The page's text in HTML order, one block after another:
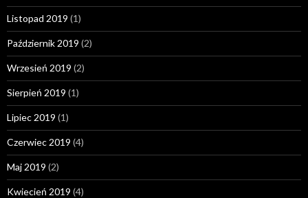
Listopad 2019 (1)
Październik 2019 (2)
Wrzesień 2019 (2)
Sierpień 2019 (1)
Lipiec 2019 (1)
Czerwiec 2019 (4)
Maj 2019 (2)
Kwiecień 2019 (4)